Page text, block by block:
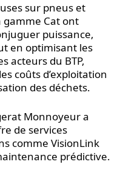
sur pneus et
Cat ont
puissance,
en optimisant les
acteurs du BTP,
coûts d’exploitation
des déchets.
Monnoyeur a
de services
comme VisionLink
prédictive.